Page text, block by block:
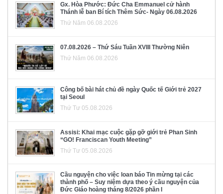
Gx. Hòa Phước: Đức Cha Emmanuel cử hành
Thánh lễ ban Bí tích Thêm Sức- Ngày 06.08.2026
Thứ Năm 06.08.2026
07.08.2026 – Thứ Sáu Tuần XVIII Thường Niên
Thứ Năm 06.08.2026
Công bố bài hát chủ đề ngày Quốc tế Giới trẻ 2027
tại Seoul
Thứ Tư 05.08.2026
Assisi: Khai mạc cuộc gặp gỡ giới trẻ Phan Sinh
“GO! Franciscan Youth Meeting”
Thứ Tư 05.08.2026
Cầu nguyện cho việc loan báo Tin mừng tại các
thành phố – Suy niệm dựa theo ý cầu nguyện của
Đức Giáo hoàng tháng 8/2026 phần I